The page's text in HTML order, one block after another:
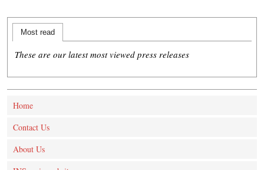
Most read
These are our latest most viewed press releases
Home
Contact Us
About Us